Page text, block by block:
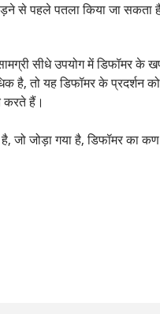
से पहले पतला किया जा सकता
सीधे उपयोग में डिफॉमर
है, तो यह डिफॉमर के
करते हैं।
जो जोड़ा गया है, डिफॉमर का